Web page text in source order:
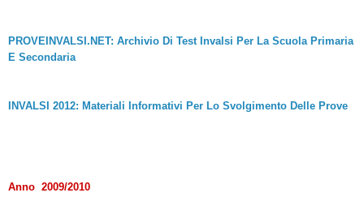
PROVEINVALSI.NET: Archivio Di Test Invalsi Per La Scuola Primaria
E Secondaria
INVALSI 2012: Materiali Informativi Per Lo Svolgimento Delle Prove
Anno 2009/2010